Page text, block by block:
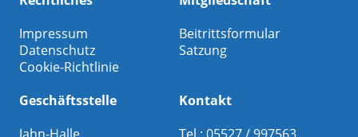
Impressum
Datenschutz
Cookie-Richtlinie
Beitrittsformular
Satzung
Geschäftsstelle
Kontakt